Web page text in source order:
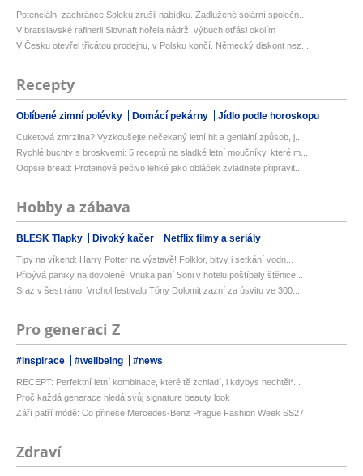
Potenciální zachránce Soleku zrušil nabídku. Zadlužené solární společn...
V bratislavské rafinerii Slovnaft hořela nádrž, výbuch otřásl okolím
V Česku otevřel třicátou prodejnu, v Polsku končí. Německý diskont nez...
Recepty
Oblíbené zimní polévky Domácí pekárny Jídlo podle horoskopu
Cuketová zmrzlina? Vyzkoušejte nečekaný letní hit a geniální způsob, j...
Rychlé buchty s broskvemi: 5 receptů na sladké letní moučníky, které m...
Oopsie bread: Proteinové pečivo lehké jako obláček zvládnete připravit...
Hobby a zábava
BLESK Tlapky Divoký kačer Netflix filmy a seriály
Tipy na víkend: Harry Potter na výstavě! Folklor, bitvy i setkání vodn...
Přibývá paniky na dovolené: Vnuka paní Soni v hotelu poštípaly štěnice...
Sraz v šest ráno. Vrchol festivalu Tóny Dolomit zazní za úsvitu ve 300...
Pro generaci Z
#inspirace #wellbeing #news
RECEPT: Perfektní letní kombinace, které tě zchladí, i kdybys nechtěl*...
Proč každá generace hledá svůj signature beauty look
Září patří módě: Co přinese Mercedes-Benz Prague Fashion Week SS27
Zdraví